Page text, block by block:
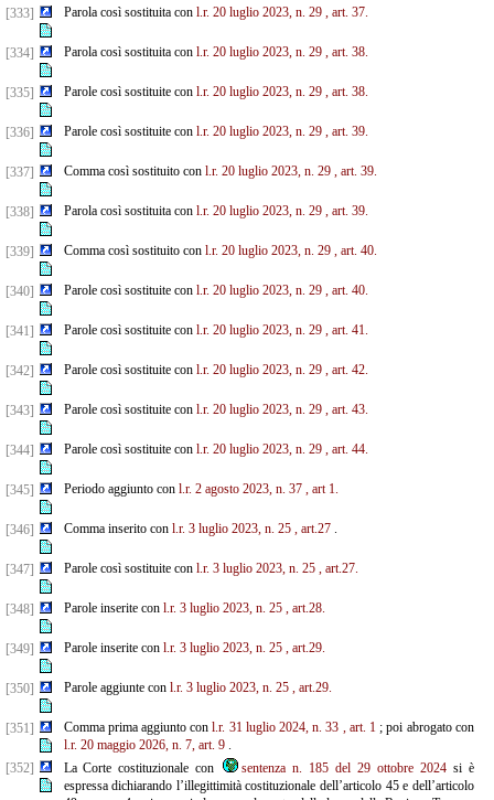
[333] Parola così sostituita con l.r. 20 luglio 2023, n. 29 , art. 37.
[334] Parola così sostituita con l.r. 20 luglio 2023, n. 29 , art. 38.
[335] Parole così sostituite con l.r. 20 luglio 2023, n. 29 , art. 38.
[336] Parole così sostituite con l.r. 20 luglio 2023, n. 29 , art. 39.
[337] Comma così sostituito con l.r. 20 luglio 2023, n. 29 , art. 39.
[338] Parola così sostituita con l.r. 20 luglio 2023, n. 29 , art. 39.
[339] Comma così sostituito con l.r. 20 luglio 2023, n. 29 , art. 40.
[340] Parole così sostituite con l.r. 20 luglio 2023, n. 29 , art. 40.
[341] Parole così sostituite con l.r. 20 luglio 2023, n. 29 , art. 41.
[342] Parole così sostituite con l.r. 20 luglio 2023, n. 29 , art. 42.
[343] Parole così sostituite con l.r. 20 luglio 2023, n. 29 , art. 43.
[344] Parole così sostituite con l.r. 20 luglio 2023, n. 29 , art. 44.
[345] Periodo aggiunto con l.r. 2 agosto 2023, n. 37 , art 1.
[346] Comma inserito con l.r. 3 luglio 2023, n. 25 , art.27.
[347] Parole così sostituite con l.r. 3 luglio 2023, n. 25 , art.27.
[348] Parole inserite con l.r. 3 luglio 2023, n. 25 , art.28.
[349] Parole inserite con l.r. 3 luglio 2023, n. 25 , art.29.
[350] Parole aggiunte con l.r. 3 luglio 2023, n. 25 , art.29.
[351] Comma prima aggiunto conl.r. 31 luglio 2024, n. 33 , art. 1 ; poi abrogato con
l.r. 20 maggio 2026, n. 7, art. 9.
[352]
La Corte costituzionale con sentenza n. 185 del 29 ottobre 2024si è
espressa dichiarando l’illegittimità costituzionale dell’articolo 45 e dell’articolo